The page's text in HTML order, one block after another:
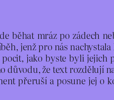
běhat mráz po zádech
jenž pro nás
jako byste byli jejich
důvodu, že text rozdělují
přeruší a posune jej o